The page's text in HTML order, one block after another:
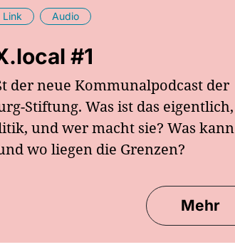
Link Audio
#1
der neue Kommunalpodcast der
Stiftung. Was ist das eigentlich,
und wer macht sie? Was kann
wo liegen die Grenzen?
Mehr